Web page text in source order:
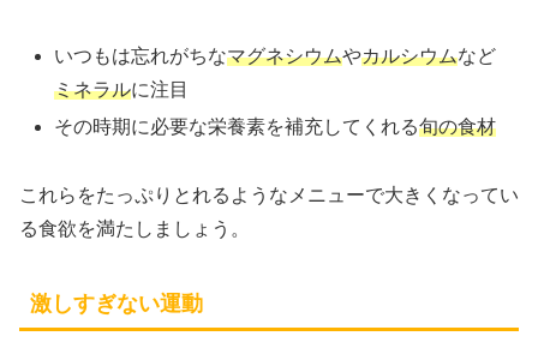
いつもは忘れがちなマグネシウムやカルシウムなど
ミネラルに注目
その時期に必要な栄養素を補充してくれる旬の食材
これらをたっぷりとれるようなメニューで大きくなってい
る食欲を満たしましょう。
激しすぎない運動